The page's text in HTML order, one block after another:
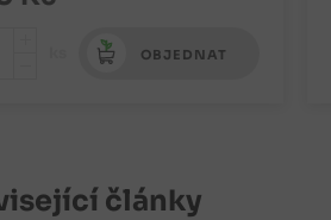
OBJEDNAT
články